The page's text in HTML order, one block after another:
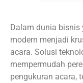
Dalam dunia bisnis
modern menjadi
acara. Solusi
mempermudah
pengukuran acara,